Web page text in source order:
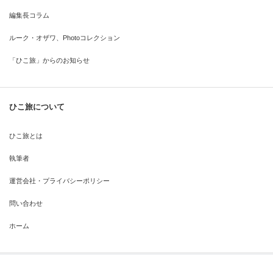
編集長コラム
ルーク・オザワ、Photoコレクション
「ひこ旅」からのお知らせ
ひこ旅について
ひこ旅とは
執筆者
運営会社・プライバシーポリシー
問い合わせ
ホーム